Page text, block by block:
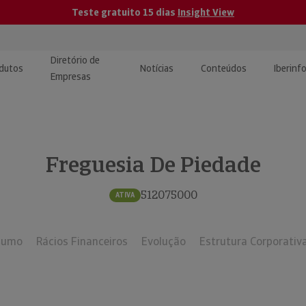
Teste gratuito 15 dias Insight View
e Monitorização de
Diretório de
Empresas
Notícias Conteúdos
| Estudos e
Freguesia De Piedade
ATIVA 512075000
Rácios Financeiros Evolução Estrutura Corporativa